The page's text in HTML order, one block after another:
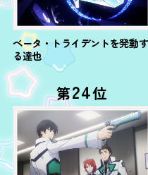
ベータ・トライデントを発動す
る達也
第24位